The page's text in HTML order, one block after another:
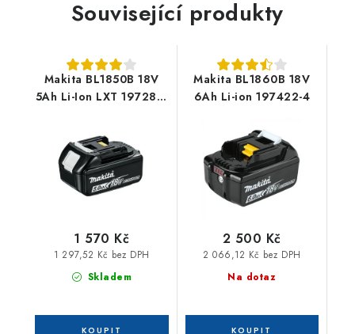
Související produkty
Makita BL1850B 18V
5Ah Li-Ion LXT 197280-
Skladem
1 297,52 Kč bez DPH
1 570 Kč
Makita BL1860B 18V
6Ah Li-ion 197422-4
Na dotaz
2 066,12 Kč bez DPH
2 500 Kč